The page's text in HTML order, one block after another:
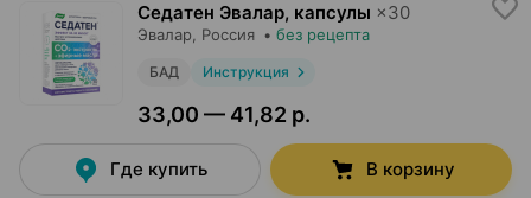
Седатен Эвалар, капсулы ×30
Эвалар , Россия • без рецепта
БАД Инструкция
33,00 — 41,82 р.
Где купить В корзину